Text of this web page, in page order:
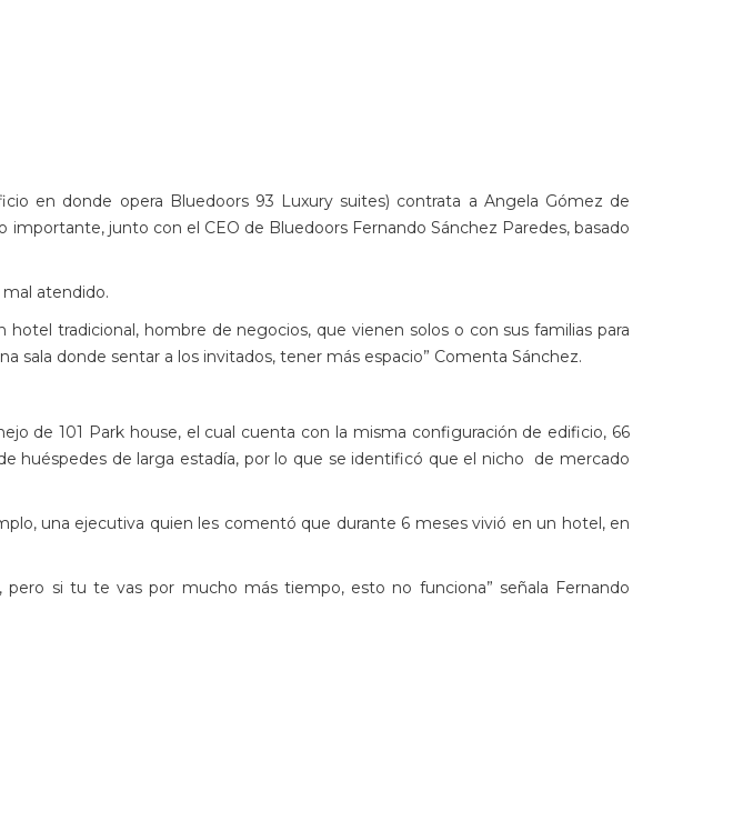
en donde opera Bluedoors 93 Luxury suites) contrata a Angela Gómez de
junto con el CEO de Bluedoors Fernando Sánchez Paredes, basado
atendido.
tradicional, hombre de negocios, que vienen solos o con sus familias para
sala donde sentar a los invitados, tener más espacio” Comenta Sánchez.
de 101 Park house, el cual cuenta con la misma configuración de edificio, 66
de larga estadía, por lo que se identificó que el nicho de mercado
una ejecutiva quien les comentó que durante 6 meses vivió en un hotel, en
si tu te vas por mucho más tiempo, esto no funciona” señala Fernando